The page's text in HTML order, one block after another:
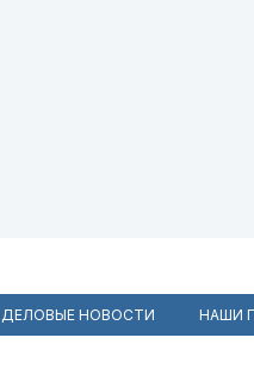
ДЕЛОВЫЕ НОВОСТИ НАШИ